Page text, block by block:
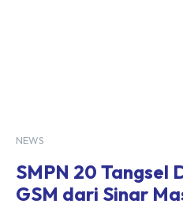
NEWS
SMPN 20 Tangsel
GSM dari Sinar